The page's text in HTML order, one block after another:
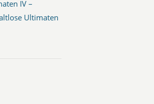
IV –
Ultimaten